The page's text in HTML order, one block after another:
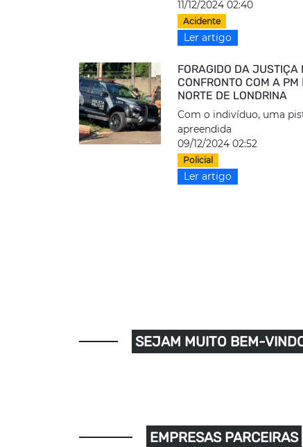
11/12/2024 02:40
Acidente
Ler artigo
FORAGIDO DA JUSTIÇA
CONFRONTO COM A
NORTE DE LONDRINA
Com o indivíduo, uma
apreendida
09/12/2024 02:52
Policial
Ler artigo
SEJAM MUITO BEM-
EMPRESAS PARCEIRAS